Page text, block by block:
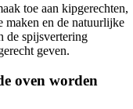
toe aan kipgerechten,
maken en de natuurlijke
de spijsvertering
geven.
oven worden